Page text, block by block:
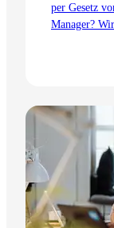
per Gesetz
Manager?
Zum Artikel